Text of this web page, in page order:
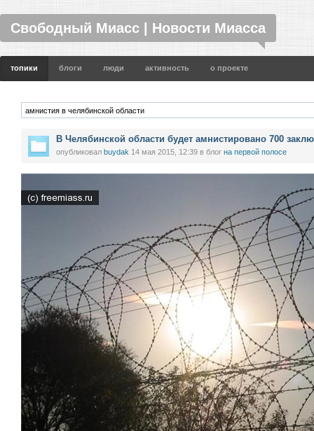
Свободный Миасс | Новости Миасса
топики блоги люди активность о проекте
В Челябинской области будет амнистировано 700
опубликовал buydak 14 мая 2015, 12:39 в блог на первой полосе